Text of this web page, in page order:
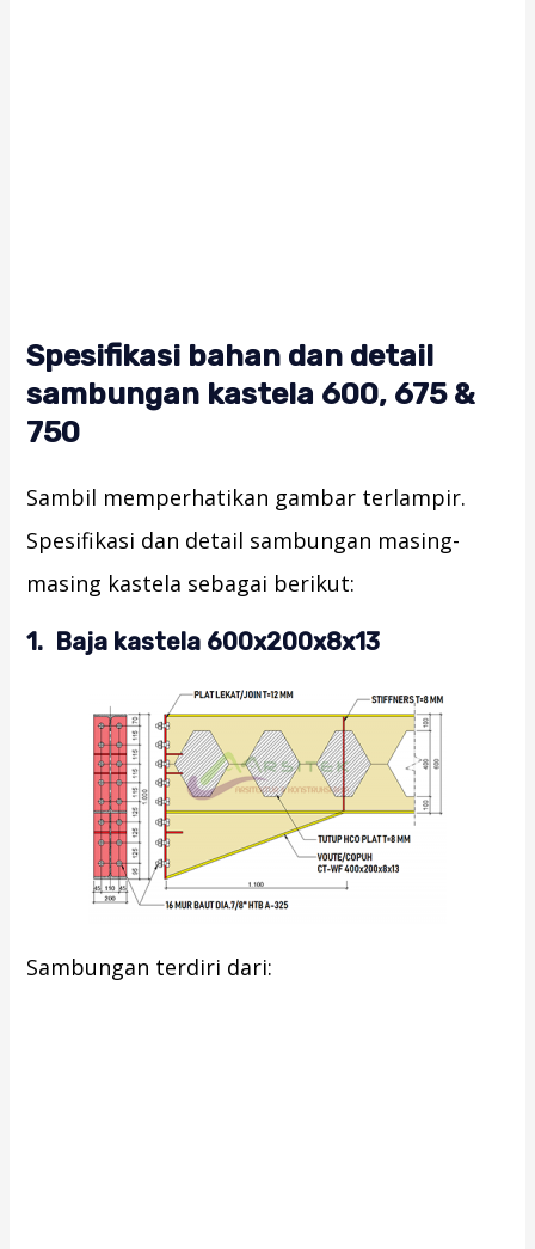
Spesifikasi bahan dan detail
sambungan kastela 600, 675 &
750
Sambil memperhatikan gambar terlampir.
Spesifikasi dan detail sambungan masing-
masing kastela sebagai berikut:
1. Baja kastela 600x200x8x13
Sambungan terdiri dari: